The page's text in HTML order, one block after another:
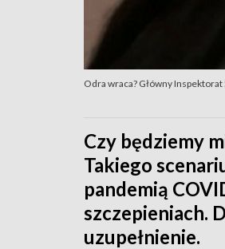
Odra wraca? Główny
Czy będziemy
Takiego
pandemią
szczepieniach.
uzupełnienie.